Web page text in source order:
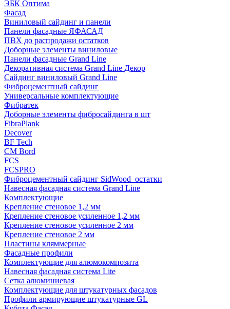
ЭБК Оптима
Фасад
Виниловый сайдинг и панели
Панели фасадные ЯФАСАД
ПВХ до распродажи остатков
Доборные элементы виниловые
Панели фасадные Grand Line
Декоративная система Grand Line Декор
Сайдинг виниловый Grand Line
Фиброцементный сайдинг
Универсальные комплектующие
Фибратек
Доборные элементы фибросайдинга в шт
FibraPlank
Decover
BF Tech
CM Bord
FCS
FCSPRO
Фиброцементный сайдинг SidWood_остатки
Навесная фасадная система Grand Line
Комплектующие
Крепление стеновое 1,2 мм
Крепление стеновое усиленное 1,2 мм
Крепление стеновое усиленное 2 мм
Крепление стеновое 2 мм
Пластины кляммерные
Фасадные профили
Комплектующие для алюмокомпозита
Навесная фасадная система Lite
Сетка алюминиевая
Комплектующие для штукатурных фасадов
Профили армирующие штукатурные GL